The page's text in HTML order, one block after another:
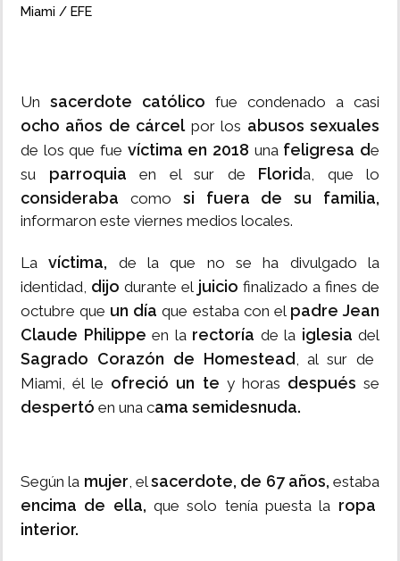
Miami / EFE
Un sacerdote católico fue condenado a casi
ocho años de cárcelpor los abusos sexuales
de los que fue víctima en 2018 unafeligresa de
su parroquia en el sur de Florida, que lo
consideraba como si fuera de su familia,
informaron este viernes medios locales.
Lavíctima, de la que no se ha divulgado la
identidad, dijo durante el juicio finalizado a fines de
octubre que un díaque estaba con el padre Jean
Claude Philippe en larectoría de la iglesia del
Sagrado Corazón de Homestead , al sur de
Miami, él le ofreció un te y horas despuésse
despertó en una cama semidesnuda.
Según la mujer, elsacerdote, de 67 años, estaba
encima de ella, que solo tenía puesta la ropa
interior.